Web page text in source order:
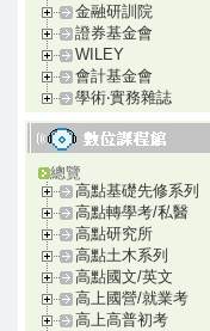
金融研訓院
證券基金會
WILEY
會計基金會
學術‧實務雜誌
總覽
高點基礎先修系列
高點轉學考/私醫
高點研究所
高點土木系列
高點國文/英文
高上國營/就業考
高上高普初考